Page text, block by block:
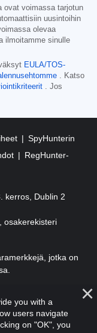
ovat voimassa tarjotun
uusintoihin
olevaa
ilmoitamme sinulle
EULA/TOS-
. Katso
. Jos
SpyHunterin
RegHunter-
kerros, Dublin 2
osakerekisteri
jotka on
you with a
users navigate
on "OK", you